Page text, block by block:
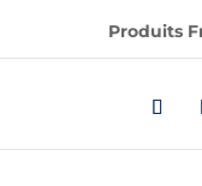
Produits